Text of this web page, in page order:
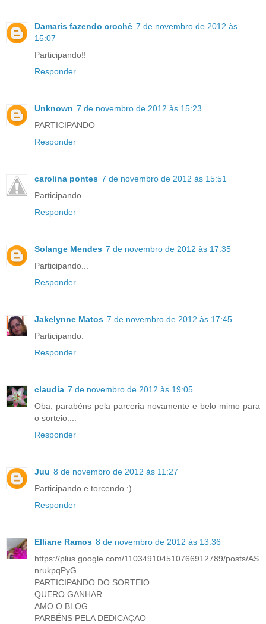
Damaris fazendo crochê 7 de novembro de 2012 às
15:07
Participando!!
Responder
Unknown 7 de novembro de 2012 às 15:23
PARTICIPANDO
Responder
carolina pontes 7 de novembro de 2012 às 15:51
Participando
Responder
Solange Mendes 7 de novembro de 2012 às 17:35
Participando...
Responder
Jakelynne Matos 7 de novembro de 2012 às 17:45
Participando.
Responder
claudia 7 de novembro de 2012 às 19:05
Oba, parabéns pela parceria novamente e belo mimo para
o sorteio....
Responder
Juu 8 de novembro de 2012 às 11:27
Participando e torcendo :)
Responder
Elliane Ramos 8 de novembro de 2012 às 13:36
https://plus.google.com/110349104510766912789/posts/AS
nrukpqPyG
PARTICIPANDO DO SORTEIO
QUERO GANHAR
AMO O BLOG
PARBÉNS PELA DEDICAÇAO